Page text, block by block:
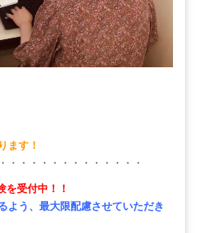
ます！
・・・・・・・・・・・・・
受付中！！
よう、最大限配慮させていただき